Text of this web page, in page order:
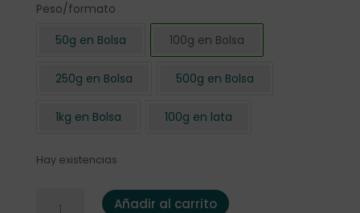
Peso/formato
50g en Bolsa
100g en Bolsa
250g en Bolsa 500g en Bolsa
1kg en Bolsa 100g en lata
Hay existencias
Té Negro Darjeeling 2nd Flush Margaret's Hope 100 gr
Añadir al carrito